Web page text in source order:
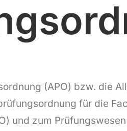
(APO) bzw. die
für die
und zum